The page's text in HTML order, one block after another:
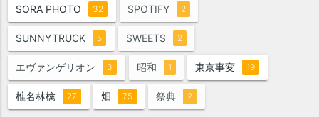
SORA PHOTO 32 SPOTIFY 2
SUNNYTRUCK 5 SWEETS 2
エヴァンゲリオン 3 昭和 1 東京事変 19
椎名林檎 27 畑 75 祭典 2